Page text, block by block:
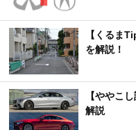
【くるま
を解説！
【ややこ
解説